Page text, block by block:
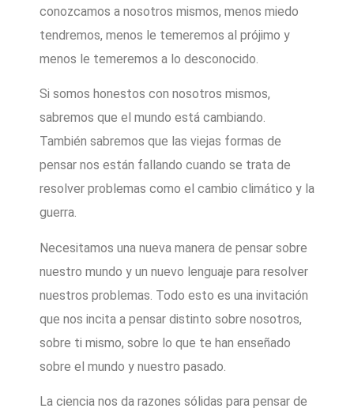
conozcamos a nosotros mismos, menos miedo
tendremos, menos le temeremos al prójimo y
menos le temeremos a lo desconocido.
Si somos honestos con nosotros mismos,
sabremos que el mundo está cambiando.
También sabremos que las viejas formas de
pensar nos están fallando cuando se trata de
resolver problemas como el cambio climático y la
guerra.
Necesitamos una nueva manera de pensar sobre
nuestro mundo y un nuevo lenguaje para resolver
nuestros problemas. Todo esto es una invitación
que nos incita a pensar distinto sobre nosotros,
sobre ti mismo, sobre lo que te han enseñado
sobre el mundo y nuestro pasado.
La ciencia nos da razones sólidas para pensar de